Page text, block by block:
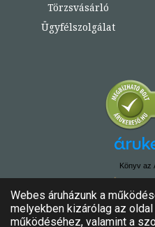
Törzsvásárló
Ügyfélszolgálat
Könyv az